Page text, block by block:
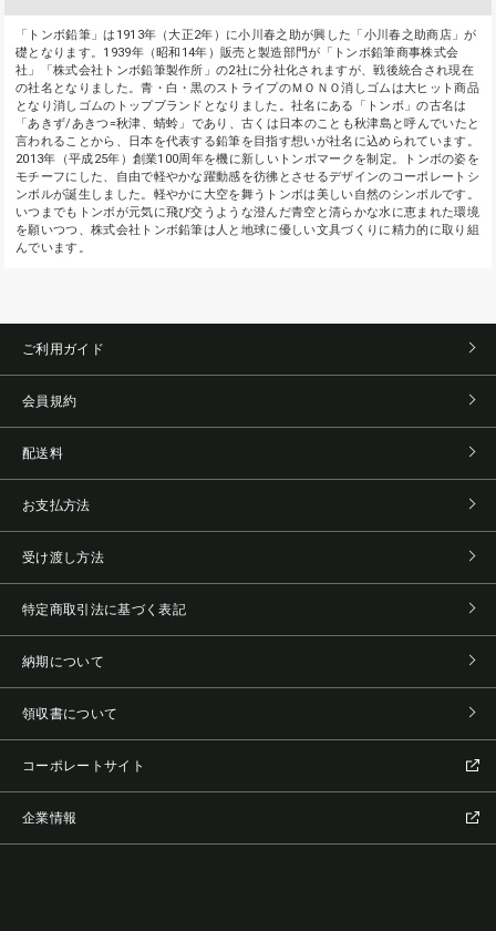
「トンボ鉛筆」は1913年（大正2年）に小川春之助が興した「小川春之助商店」が
礎となります。1939年（昭和14年）販売と製造部門が「トンボ鉛筆商事株式会
社」「株式会社トンボ鉛筆製作所」の2社に分社化されますが、戦後統合され現在
の社名となりました。青・白・黒のストライプのＭＯＮＯ消しゴムは大ヒット商品
となり消しゴムのトップブランドとなりました。社名にある「トンボ」の古名は
「あきず/あきつ=秋津、蜻蛉」であり、古くは日本のことも秋津島と呼んでいたと
言われることから、日本を代表する鉛筆を目指す想いが社名に込められています。
2013年（平成25年）創業100周年を機に新しいトンボマークを制定。トンボの姿を
モチーフにした、自由で軽やかな躍動感を彷彿とさせるデザインのコーポレートシ
ンボルが誕生しました。軽やかに大空を舞うトンボは美しい自然のシンボルです。
いつまでもトンボが元気に飛び交うような澄んだ青空と清らかな水に恵まれた環境
を願いつつ、株式会社トンボ鉛筆は人と地球に優しい文具づくりに精力的に取り組
んでいます。
ご利用ガイド
会員規約
配送料
お支払方法
受け渡し方法
特定商取引法に基づく表記
納期について
領収書について
コーポレートサイト
企業情報